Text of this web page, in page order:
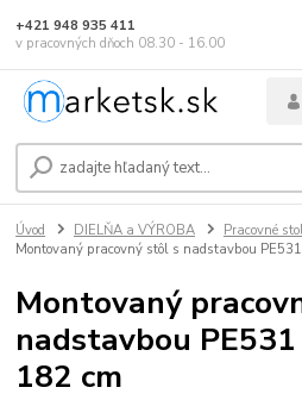
+421 948 935 411
v pracovných dňoch 08.30 - 16.00
Úvod DIELŇA a VÝROBA Pracovné
Montovaný pracovný stôl s nadstavbou
Montovaný
nadstavbou
182 cm